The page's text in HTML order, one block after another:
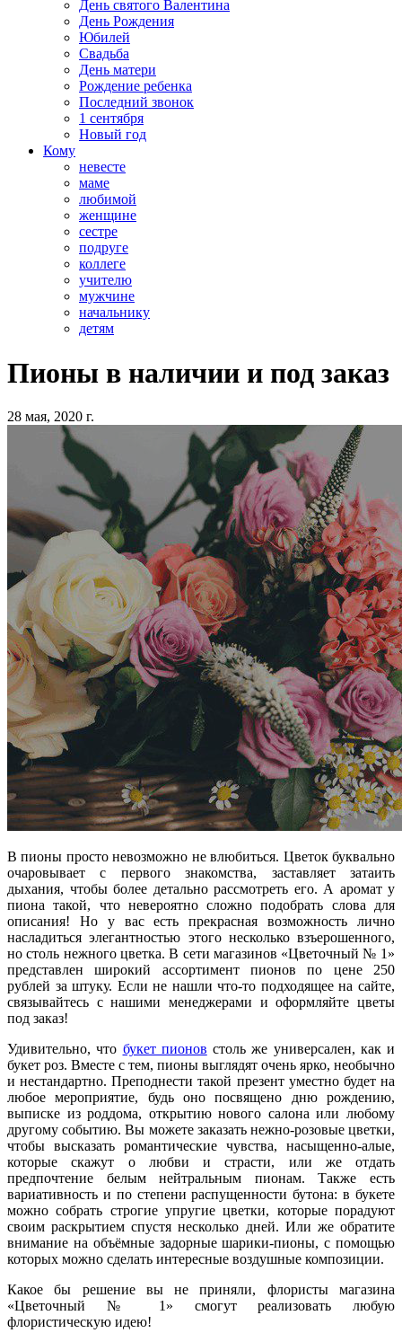
День святого Валентина
День Рождения
Юбилей
Свадьба
День матери
Рождение ребенка
Последний звонок
1 сентября
Новый год
Кому
невесте
маме
любимой
женщине
сестре
подруге
коллеге
учителю
мужчине
начальнику
детям
Пионы в наличии и под заказ
28 мая, 2020 г.
В пионы просто невозможно не влюбиться. Цветок буквально
очаровывает с первого знакомства, заставляет затаить
дыхания, чтобы более детально рассмотреть его. А аромат у
пиона такой, что невероятно сложно подобрать слова для
описания! Но у вас есть прекрасная возможность лично
насладиться элегантностью этого несколько взъерошенного,
но столь нежного цветка. В сети магазинов «Цветочный № 1»
представлен широкий ассортимент пионов по цене 250
рублей за штуку. Если не нашли что-то подходящее на сайте,
связывайтесь с нашими менеджерами и оформляйте цветы
под заказ!
Удивительно, что букет пионов столь же универсален, как и
букет роз. Вместе с тем, пионы выглядят очень ярко, необычно
и нестандартно. Преподнести такой презент уместно будет на
любое мероприятие, будь оно посвящено дню рождению,
выписке из роддома, открытию нового салона или любому
другому событию. Вы можете заказать нежно-розовые цветки,
чтобы высказать романтические чувства, насыщенно-алые,
которые скажут о любви и страсти, или же отдать
предпочтение белым нейтральным пионам. Также есть
вариативность и по степени распущенности бутона: в букете
можно собрать строгие упругие цветки, которые порадуют
своим раскрытием спустя несколько дней. Или же обратите
внимание на объёмные задорные шарики-пионы, с помощью
которых можно сделать интересные воздушные композиции.
Какое бы решение вы не приняли, флористы магазина
«Цветочный № 1» смогут реализовать любую
флористическую идею!